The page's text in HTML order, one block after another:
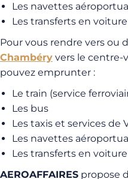
Les navettes
Les transferts en
Pour vous rendre vers ou
Chambéry vers le centre-
pouvez emprunter :
Le train (service
Les bus
Les taxis et services de
Les navettes
Les transferts en
AEROAFFAIRES propose